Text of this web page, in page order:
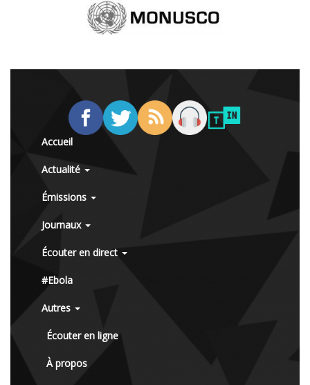
Accueil
Actualité
Émissions
Journaux
Écouter en direct
#Ebola
Autres
Écouter en ligne
À propos